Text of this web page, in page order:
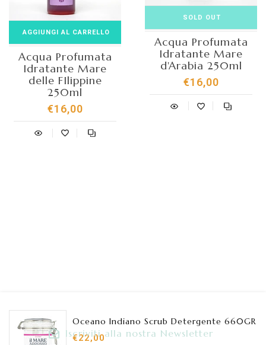
AGGIUNGI AL CARRELLO
Acqua Profumata
Idratante Mare
delle FIlippine
250ml
€16,00
SOLD OUT
Acqua Profumata
Idratante Mare
d'Arabia 250ml
€16,00
Oceano Indiano Scrub Detergente 660GR
€22,00
Iscriviti alla nostra Newsletter